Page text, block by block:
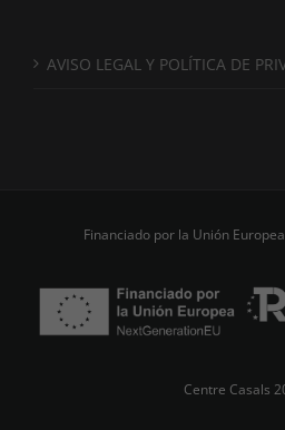
AVISO LEGAL Y POLÍTICA DE
Financiado por la Unión
Centre Casals